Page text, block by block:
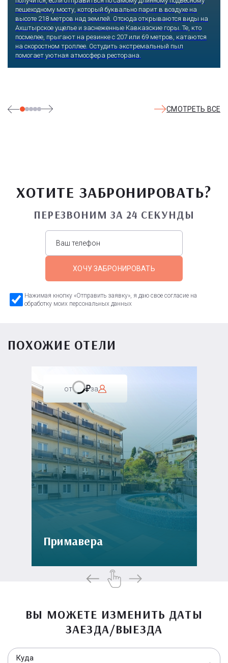
памяти и сердце. В парке множество привлекательных
скульптур, он всегда утопает в зелени и цветах. Не сосчитать
детских радостей: горок, каруселей, различных аттракционов.
Здесь комфортно заниматься спортом: есть теннисные корты и
уличные тренажеры.
СМОТРЕТЬ ВСЕ
ХОТИТЕ ЗАБРОНИРОВАТЬ?
ПЕРЕЗВОНИМ ЗА 24 СЕКУНДЫ
ХОЧУ ЗАБРОНИРОВАТЬ
Нажимая кнопку «Отправить заявку», я даю свое согласие на
обработку моих персональных данных
ПОХОЖИЕ ОТЕЛИ
от за
Примавера
ВЫ МОЖЕТЕ ИЗМЕНИТЬ ДАТЫ
ЗАЕЗДА/ВЫЕЗДА
Куда